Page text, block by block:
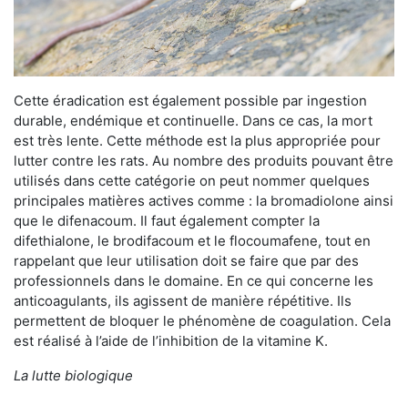
Cette éradication est également possible par ingestion
durable, endémique et continuelle. Dans ce cas, la mort
est très lente. Cette méthode est la plus appropriée pour
lutter contre les rats. Au nombre des produits pouvant être
utilisés dans cette catégorie on peut nommer quelques
principales matières actives comme : la bromadiolone ainsi
que le difenacoum. Il faut également compter la
difethialone, le brodifacoum et le flocoumafene, tout en
rappelant que leur utilisation doit se faire que par des
professionnels dans le domaine. En ce qui concerne les
anticoagulants, ils agissent de manière répétitive. Ils
permettent de bloquer le phénomène de coagulation. Cela
est réalisé à l’aide de l’inhibition de la vitamine K.
La lutte biologique